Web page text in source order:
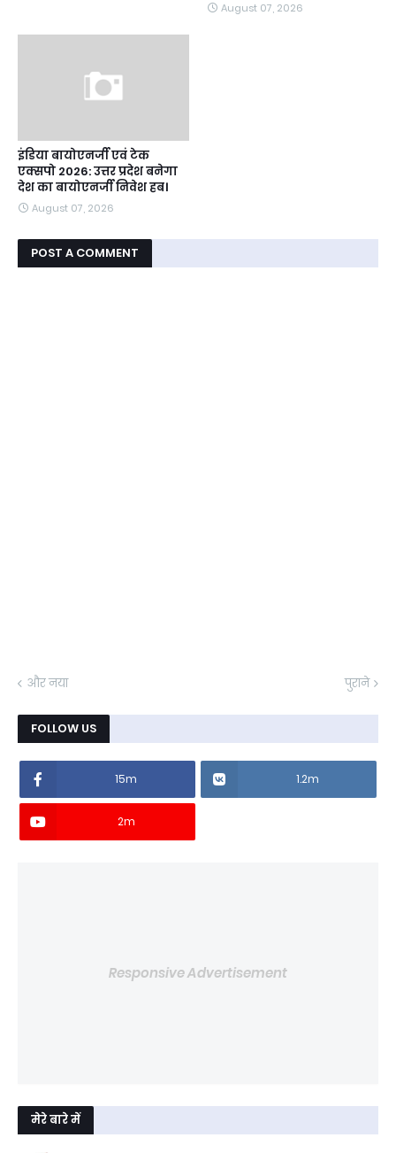
August 07, 2026
इंडिया बायोएनर्जी एवं टेक
एक्सपो 2026: उत्तर प्रदेश बनेगा
देश का बायोएनर्जी निवेश हब।
August 07, 2026
POST A COMMENT
और नया पुराने
FOLLOW US
15m 1.2m
2m
Responsive Advertisement
मेरे बारे में